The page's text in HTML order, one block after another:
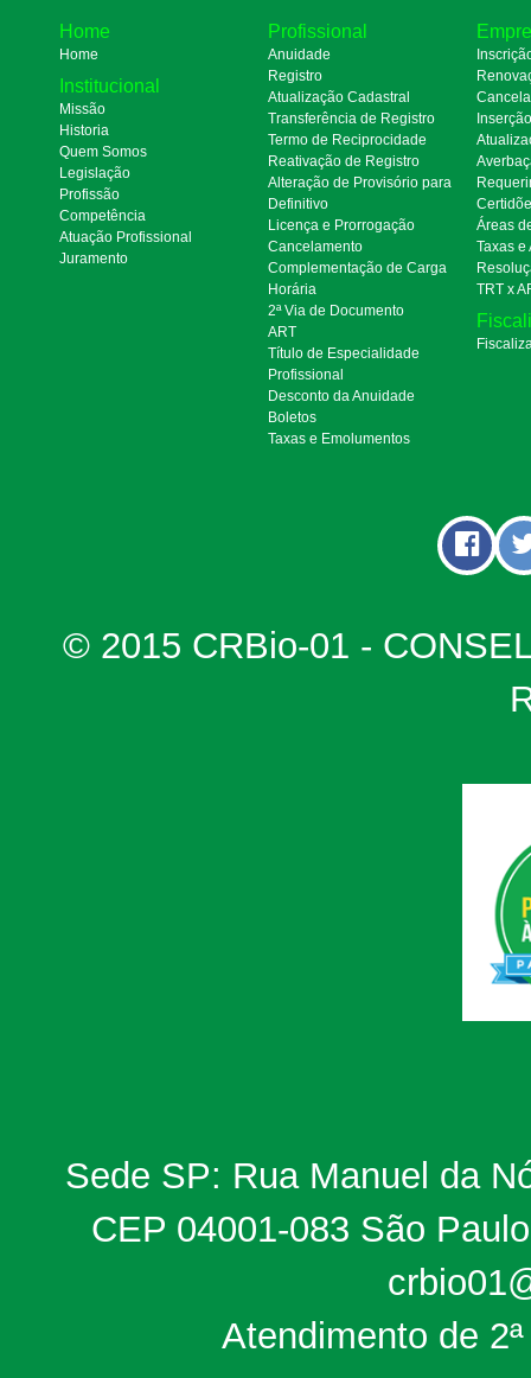
Home
Home
Institucional
Missão
Historia
Quem Somos
Legislação
Profissão
Competência
Atuação Profissional
Juramento
Profissional
Anuidade
Registro
Atualização Cadastral
Transferência de Registro
Termo de Reciprocidade
Reativação de Registro
Alteração de Provisório para
Definitivo
Licença e Prorrogação
Cancelamento
Complementação de Carga
Horária
2ª Via de Documento
ART
Título de Especialidade
Profissional
Desconto da Anuidade
Boletos
Taxas e Emolumentos
Áreas
Taxas e
TRT x
© 2015 CRBio-01 -
Sede SP: Rua Manuel da
CEP 04001-083 São
Atendimento de